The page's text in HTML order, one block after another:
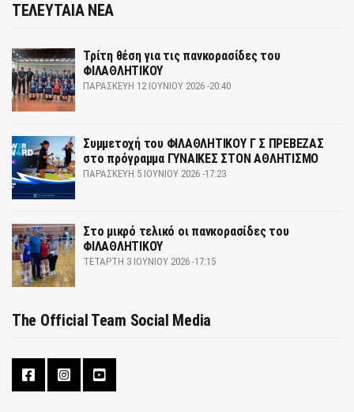
ΤΕΛΕΥΤΑΙΑ ΝΕΑ
Τρίτη θέση για τις πανκορασίδες του
ΦΙΛΑΘΛΗΤΙΚΟΥ
ΠΑΡΑΣΚΕΥΉ 12 ΙΟΥΝΊΟΥ 2026 -20:40
Συμμετοχή του ΦΙΛΑΘΛΗΤΙΚΟΥ Γ Σ ΠΡΕΒΕΖΑΣ
στο πρόγραμμα ΓΥΝΑΙΚΕΣ ΣΤΟΝ ΑΘΛΗΤΙΣΜΟ
ΠΑΡΑΣΚΕΥΉ 5 ΙΟΥΝΊΟΥ 2026 -17:23
Στο μικρό τελικό οι πανκορασίδες του
ΦΙΛΑΘΛΗΤΙΚΟΥ
ΤΕΤΆΡΤΗ 3 ΙΟΥΝΊΟΥ 2026 -17:15
The Official Team Social Media